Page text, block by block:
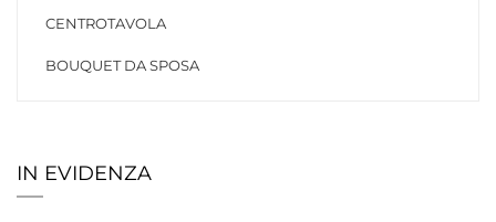
CENTROTAVOLA
BOUQUET DA SPOSA
IN EVIDENZA